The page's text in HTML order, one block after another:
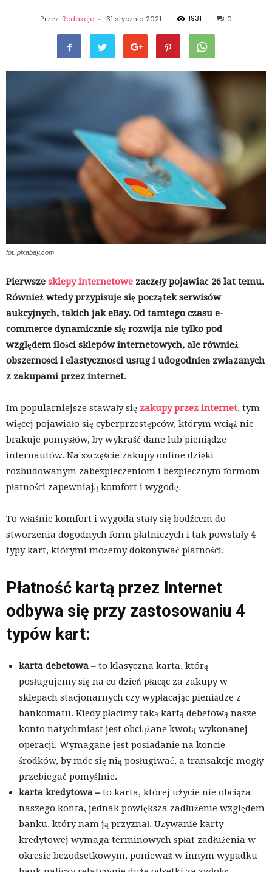
Przez Redakcja - 31 stycznia 2021 1931 0
fot. pixabay.com
Pierwsze sklepy internetowe zaczęły pojawiać 26 lat temu.
Również wtedy przypisuje się początek serwisów
aukcyjnych, takich jakeBay. Od tamtego czasu e-
commerce dynamicznie się rozwija nie tylko pod
względem ilości sklepów internetowych, ale również
obszerności i elastyczności usług i udogodnień związanych
z zakupami przez internet.
Im popularniejsze stawały się zakupy przez internet, tym
więcej pojawiało się cyberprzestępców, którym wciąż nie
brakuje pomysłów, by wykraść dane lub pieniądze
internautów. Na szczęście zakupy online dzięki
rozbudowanym zabezpieczeniom i bezpiecznym formom
płatności zapewniają komfort i wygodę.
To właśnie komfort i wygoda stały się bodźcem do
stworzenia dogodnych form płatniczych i tak powstały 4
typy kart, którymi możemy dokonywać płatności.
Płatność kartą przez Internet
odbywa się przy zastosowaniu 4
typów kart:
karta debetowa – to klasyczna karta, którą
posługujemy się na co dzień płacąc za zakupy w
sklepach stacjonarnych czy wypłacając pieniądze z
bankomatu. Kiedy płacimy taką kartą debetową nasze
konto natychmiast jest obciążane kwotą wykonanej
operacji. Wymagane jest posiadanie na koncie
środków, by móc się nią posługiwać, a transakcje mogły
przebiegać pomyślnie.
karta kredytowa –to karta, której użycie nie obciąża
naszego konta, jednak powiększa zadłużenie względem
banku, który nam ją przyznał. Używanie karty
kredytowej wymaga terminowych spłat zadłużenia w
okresie bezodsetkowym, ponieważ w innym wypadku